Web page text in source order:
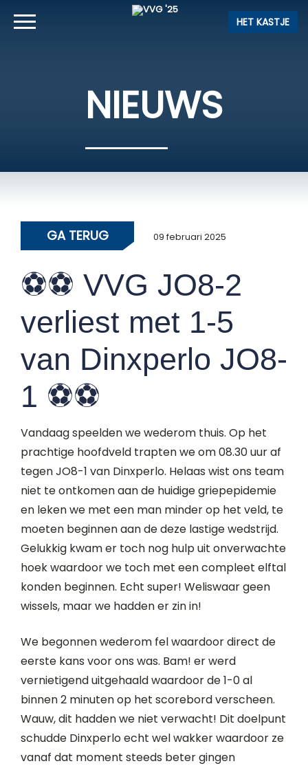
HET KASTJE
NIEUWS
GA TERUG 09 februari 2025
⚽️⚽️ VVG JO8-2
verliest met 1-5
van Dinxperlo JO8-
1 ⚽️⚽️
Vandaag speelden we wederom thuis. Op het
prachtige hoofdveld trapten we om 08.30 uur af
tegen JO8-1 van Dinxperlo. Helaas wist ons team
niet te ontkomen aan de huidige griepepidemie
en leken we met een man minder op het veld, te
moeten beginnen aan de deze lastige wedstrijd.
Gelukkig kwam er toch nog hulp uit onverwachte
hoek waardoor we toch met een compleet elftal
konden beginnen. Echt super! Weliswaar geen
wissels, maar we hadden er zin in!
We begonnen wederom fel waardoor direct de
eerste kans voor ons was. Bam! er werd
vernietigend uitgehaald waardoor de 1-0 al
binnen 2 minuten op het scorebord verscheen.
Wauw, dit hadden we niet verwacht! Dit doelpunt
schudde Dinxperlo echt wel wakker waardoor ze
vanaf dat moment steeds beter gingen